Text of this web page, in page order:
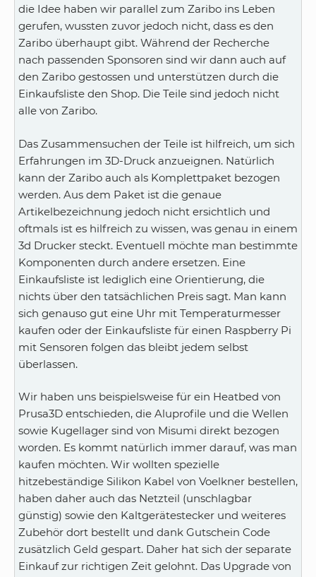
die Idee haben wir parallel zum Zaribo ins Leben
gerufen, wussten zuvor jedoch nicht, dass es den
Zaribo überhaupt gibt. Während der Recherche
nach passenden Sponsoren sind wir dann auch auf
den Zaribo gestossen und unterstützen durch die
Einkaufsliste den Shop. Die Teile sind jedoch nicht
alle von Zaribo.
Das Zusammensuchen der Teile ist hilfreich, um sich
Erfahrungen im 3D-Druck anzueignen. Natürlich
kann der Zaribo auch als Komplettpaket bezogen
werden. Aus dem Paket ist die genaue
Artikelbezeichnung jedoch nicht ersichtlich und
oftmals ist es hilfreich zu wissen, was genau in einem
3d Drucker steckt. Eventuell möchte man bestimmte
Komponenten durch andere ersetzen. Eine
Einkaufsliste ist lediglich eine Orientierung, die
nichts über den tatsächlichen Preis sagt. Man kann
sich genauso gut eine Uhr mit Temperaturmesser
kaufen oder der Einkaufsliste für einen Raspberry Pi
mit Sensoren folgen das bleibt jedem selbst
überlassen.
Wir haben uns beispielsweise für ein Heatbed von
Prusa3D entschieden, die Aluprofile und die Wellen
sowie Kugellager sind von Misumi direkt bezogen
worden. Es kommt natürlich immer darauf, was man
kaufen möchten. Wir wollten spezielle
hitzebeständige Silikon Kabel von Voelkner bestellen,
haben daher auch das Netzteil (unschlagbar
günstig) sowie den Kaltgerätestecker und weiteres
Zubehör dort bestellt und dank Gutschein Code
zusätzlich Geld gespart. Daher hat sich der separate
Einkauf zur richtigen Zeit gelohnt. Das Upgrade von